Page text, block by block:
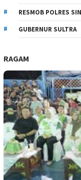
RESMOB POLRES
GUBERNUR SULTRA
RAGAM